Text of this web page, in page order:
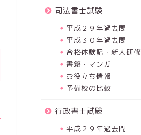
司法書士試験
平成２９年過去問
平成３０年過去問
合格体験記・新人研修
書籍・マンガ
お役立ち情報
予備校の比較
行政書士試験
平成２９年過去問